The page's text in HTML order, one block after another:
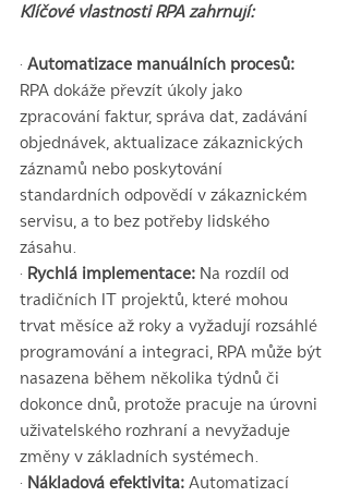
Klíčové vlastnosti RPA zahrnují:
· Automatizace manuálních procesů:
RPA dokáže převzít úkoly jako
zpracování faktur, správa dat, zadávání
objednávek, aktualizace zákaznických
záznamů nebo poskytování
standardních odpovědí v zákaznickém
servisu, a to bez potřeby lidského
zásahu.
· Rychlá implementace: Na rozdíl od
tradičních IT projektů, které mohou
trvat měsíce až roky a vyžadují rozsáhlé
programování a integraci, RPA může být
nasazena během několika týdnů či
dokonce dnů, protože pracuje na úrovni
uživatelského rozhraní a nevyžaduje
změny v základních systémech.
· Nákladová efektivita: Automatizací